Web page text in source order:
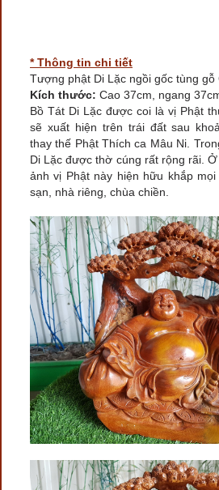
* Thông tin chi tiết
Tượng phật Di Lặc ngồi gốc tùng gỗ
Kích thước: Cao 37cm, ngang
Bồ Tát Di Lặc được coi là vị Phật
sẽ xuất hiện trên trái đất sau
thay thế Phật Thích ca Mâu Ni.
Di Lặc được thờ cúng rất rộng rãi.
ảnh vị Phật này hiện hữu khắp
sạn, nhà riêng, chùa chiền.